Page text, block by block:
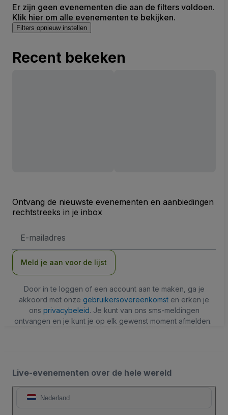
Er zijn geen evenementen die aan de filters voldoen.
Klik hier om alle evenementen te bekijken.
Filters opnieuw instellen
Recent bekeken
Ontvang de nieuwste evenementen en aanbiedingen
rechtstreeks in je inbox
mailadres
Meld je aan voor de lijst
Door in te loggen of een account aan te maken, ga je
akkoord met onze gebruikersovereenkomst en erken je
ons privacybeleid. Je kunt van ons sms-meldingen
ontvangen en je kunt je op elk gewenst moment afmelden.
Live-evenementen over de hele wereld
Nederland